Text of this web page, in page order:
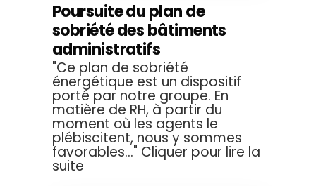
Poursuite du plan de
sobriété des bâtiments
administratifs
"Ce plan de sobriété
énergétique est un dispositif
porté par notre groupe. En
matière de RH, à partir du
moment où les agents le
plébiscitent, nous y sommes
favorables..." Cliquer pour lire la
suite